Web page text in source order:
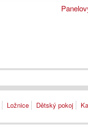
Ložnice Dětský pokoj